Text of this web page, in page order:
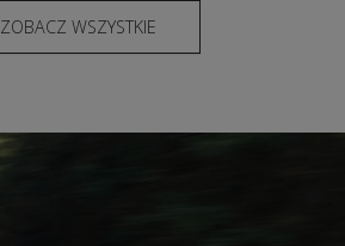
ZOBACZ WSZYSTKIE